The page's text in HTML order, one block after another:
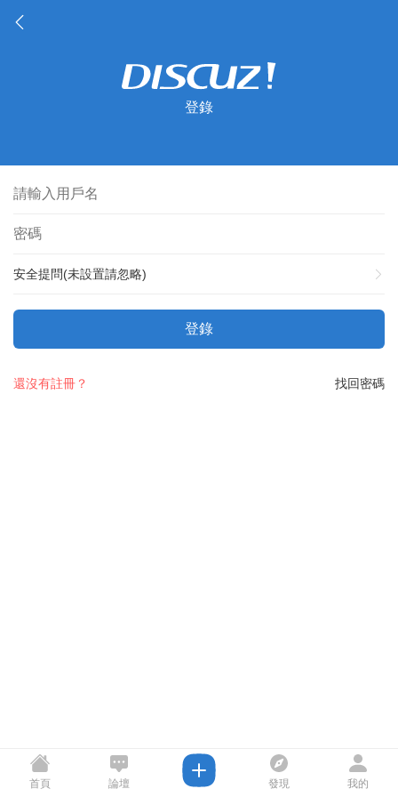
登錄
安全提問(未設置請忽略)
登錄
找回密碼
還沒有註冊？
首頁 論壇 發現 我的